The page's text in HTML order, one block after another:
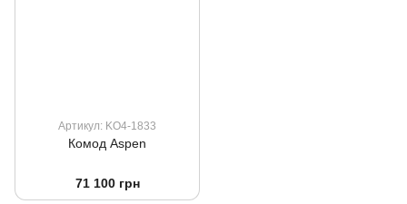
Артикул: KO4-1833
Комод Aspen
71 100 грн